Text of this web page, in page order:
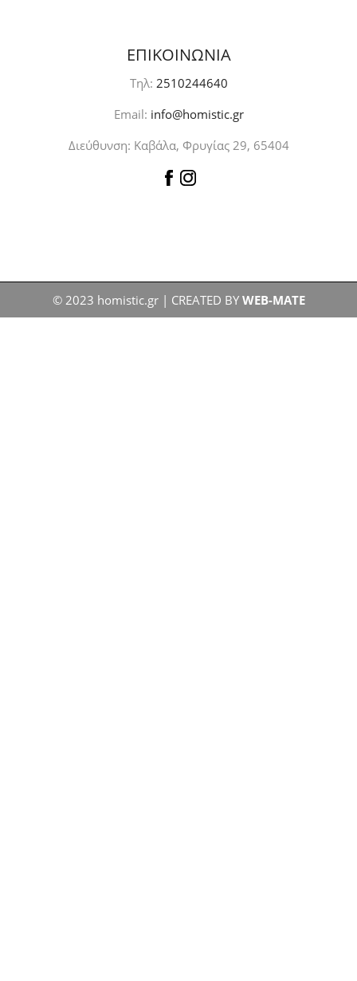
ΕΠΙΚΟΙΝΩΝΙΑ
Τηλ: 2510244640
Email: info@homistic.gr
Διεύθυνση: Καβάλα, Φρυγίας 29, 65404
© 2023 homistic.gr | CREATED BY WEB-MATE